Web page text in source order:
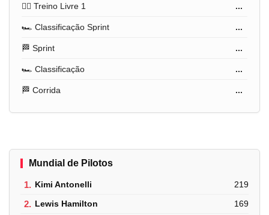
🏋️‍♂️ Treino Livre 1
...
🏎️ Classificação Sprint ...
🏁 Sprint ...
🏎️ Classificação ...
🏁 Corrida ...
Mundial de Pilotos
1. Kimi Antonelli 219
2. Lewis Hamilton 169